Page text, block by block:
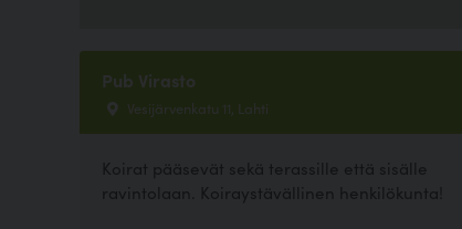
Pub Virasto
Vesijärvenkatu 11, Lahti
Koirat pääsevät sekä terassille että sisälle
ravintolaan. Koiraystävällinen henkilökunta!